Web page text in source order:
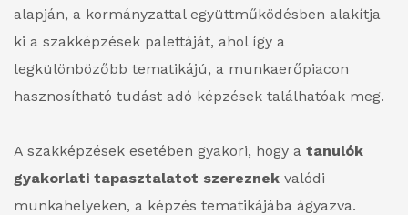
alapján, a kormányzattal együttműködésben alakítja
ki a szakképzések palettáját, ahol így a
legkülönbözőbb tematikájú, a munkaerőpiacon
hasznosítható tudást adó képzések találhatóak meg.
A szakképzések esetében gyakori, hogy a tanulók
gyakorlati tapasztalatot szereznek valódi
munkahelyeken, a képzés tematikájába ágyazva.